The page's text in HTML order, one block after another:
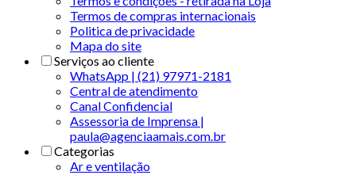
Termos de compras internacionais
Politica de privacidade
Mapa do site
Serviços ao cliente
WhatsApp | (21) 97971-2181
Central de atendimento
Canal Confidencial
Assessoria de Imprensa |
paula@agenciaamais.com.br
Categorias
Ar e ventilação